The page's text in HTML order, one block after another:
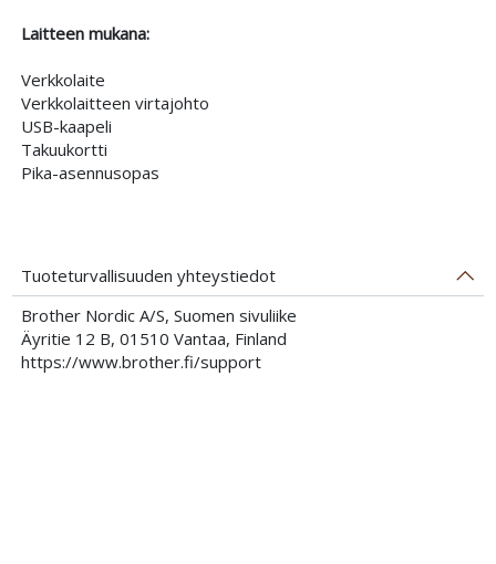
Laitteen mukana:
Verkkolaite
Verkkolaitteen virtajohto
USB-kaapeli
Takuukortti
Pika-asennusopas
Tuoteturvallisuuden yhteystiedot
Brother Nordic A/S, Suomen sivuliike
Äyritie 12 B, 01510 Vantaa, Finland
https://www.brother.fi/support